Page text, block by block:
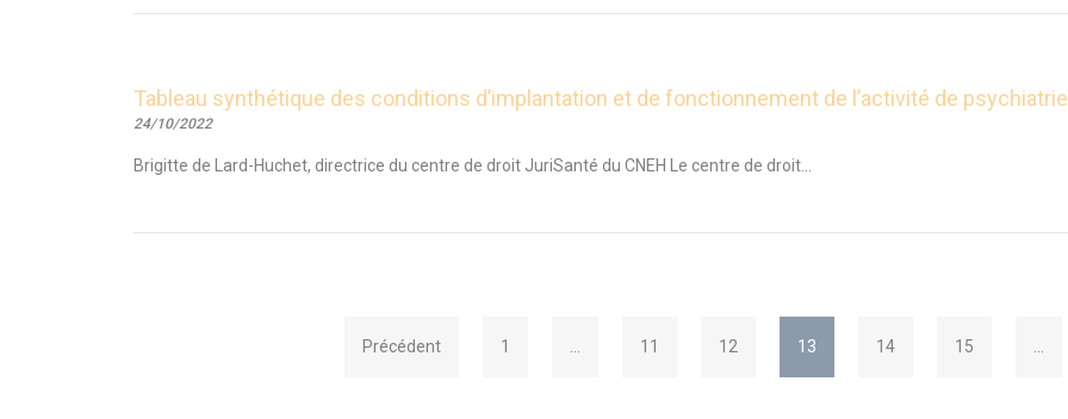
Tableau synthétique des conditions d’implantation et de fonctionnement de l’activité de psychiatrie
24/10/2022
Brigitte de Lard-Huchet, directrice du centre de droit JuriSanté du CNEH Le centre de droit...
Précédent 1 11 12 13 14 15